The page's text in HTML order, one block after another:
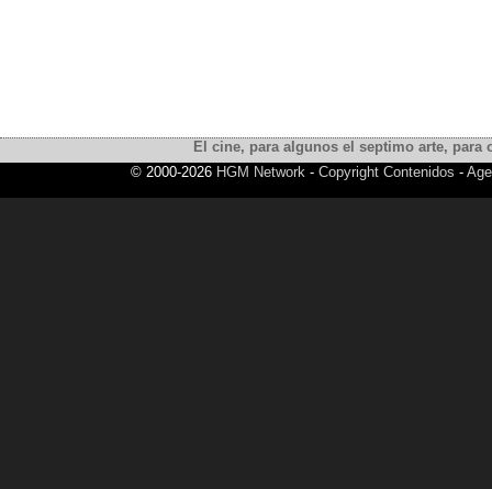
El cine, para algunos el septimo arte,
© 2000-2026 HGM Network - Copyright Contenidos -